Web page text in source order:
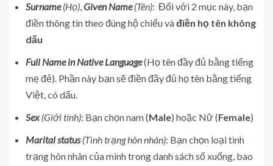
Surname (Họ),Given Name(Tên): Đối với 2 mục này, bạn
điền thông tin theo đúng hộ chiếu vàđiền họ tên không
dấu
Full Name in Native Language(Họ tên đầy đủ bằng tiếng
mẹ đẻ). Phần này bạn sẽ điền đầy đủ họ tên bằng tiếng
Việt, có dấu.
Sex(Giới tính): Bạn chọn nam (Male) hoặc Nữ (Female)
Marital status (Tình trạng hôn nhân): Bạn chọn loại tình
trạng hôn nhân của mình trong danh sách sổ xuống, bao